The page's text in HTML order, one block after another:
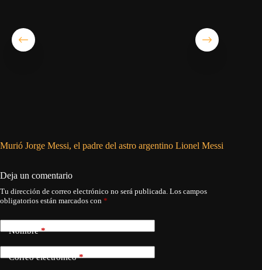
Murió Jorge Messi, el padre del astro argentino Lionel Messi
Deja un comentario
Tu dirección de correo electrónico no será publicada. Los campos
obligatorios están marcados con *
Nombre*
Correo electrónico*